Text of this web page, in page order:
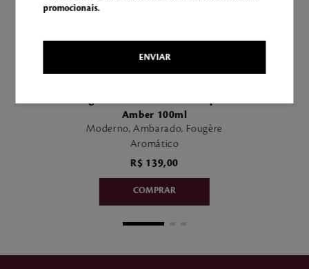
promocionais.
ENVIAR
Amber 100ml
Moderno, Ambarado, Fougère
Aromático
R$ 139,00